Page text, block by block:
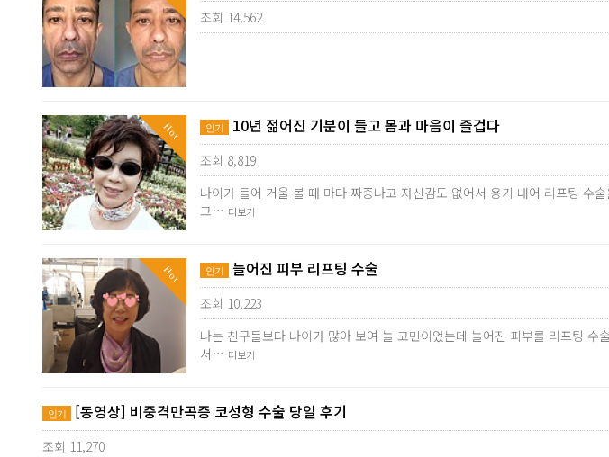
조회 14,562
Hot 인기 10년 젊어진 기분이 들고 몸과 마음이 즐겁다
조회 8,819
나이가 들어 거울 볼 때 마다 짜증나고 자신감도 없어서 용기 내어 리프팅 수
고… 더보기
Hot 인기 늘어진 피부 리프팅 수술
조회 10,223
나는 친구들보다 나이가 많아 보여 늘 고민이었는데 늘어진 피부를 리프팅
서… 더보기
인기 [동영상] 비중격만곡증 코성형 수술 당일 후기
조회 11,270